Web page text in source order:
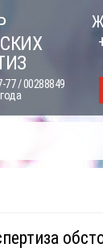
/ 00288849